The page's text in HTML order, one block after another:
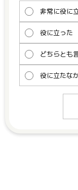
非常に役に
役に立った
どちらとも
役に立たな